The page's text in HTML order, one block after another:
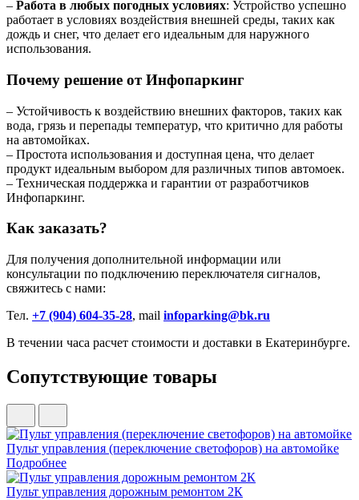
– Работа в любых погодных условиях: Устройство успешно
работает в условиях воздействия внешней среды, таких как
дождь и снег, что делает его идеальным для наружного
использования.
Почему решение от Инфопаркинг
– Устойчивость к воздействию внешних факторов, таких как
вода, грязь и перепады температур, что критично для работы
на автомойках.
– Простота использования и доступная цена, что делает
продукт идеальным выбором для различных типов автомоек.
– Техническая поддержка и гарантии от разработчиков
Инфопаркинг.
Как заказать?
Для получения дополнительной информации или
консультации по подключению переключателя сигналов,
свяжитесь с нами:
Тел. +7 (904) 604-35-28, mail infoparking@bk.ru
В течении часа расчет стоимости и доставки в Екатеринбурге.
Сопутствующие товары
Пульт управления (переключение светофоров) на автомойке
Подробнее
Пульт управления дорожным ремонтом 2К